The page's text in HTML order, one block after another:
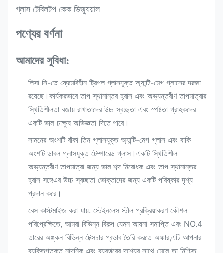
গ্লাস টেবিলটপ কেক ভিজ্যুয়াল
পণ্যের বর্ণনা
আমাদের সুবিধা:
লিসা সি-তে ফ্রেমবিহীন ট্রিপল গ্লাসযুক্ত অ্যান্টি-মেগ গ্লাসের দরজা
রয়েছে।কার্যকরভাবে তাপ স্থানান্তর হ্রাস এবং অভ্যন্তরীণ তাপমাত্রার
স্থিতিশীলতা বজায় রাখাতাদের উচ্চ স্বচ্ছতা এবং স্পষ্টতা গ্রাহকদের
একটি ভাল চাক্ষুষ অভিজ্ঞতা দিতে পারে।
সামনের অংশটি বাঁকা তিন গ্লাসযুক্ত অ্যান্টি-মেগ গ্লাস এবং বাকি
অংশটি ডাবল গ্লাসযুক্ত টেম্পারেড গ্লাস।একটি স্থিতিশীল
অভ্যন্তরীণ তাপমাত্রা জন্য ভাল শব্দ নিরোধক এবং তাপ স্থানান্তর
হ্রাস সঙ্গেএর উচ্চ স্বচ্ছতা ভোক্তাদের জন্য একটি পরিষ্কার দৃশ্য
প্রদান করে।
বেস কাস্টমাইজ করা যায়. স্টেইনলেস স্টীল প্রক্রিয়াকরণ কৌশল
পরিপ্রেক্ষিতে, আমরা বিভিন্ন বিকল্প যেমন আয়না সমাপ্তি এবং NO.4
তারের অঙ্কন বিভিন্ন টেক্সচার প্রভাব তৈরি করতে অফার,এটি আপনার
ব্যক্তিগতকৃত নান্দনিক এবং ব্যবহারের দৃশ্যের সাথে মেলে তা নিশ্চিত